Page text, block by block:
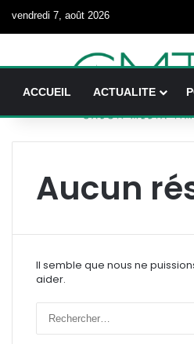
vendredi 7, août 2026
ACCUEIL ACTUALITE
Aucun
Il semble que nous ne
aider.